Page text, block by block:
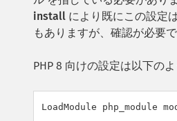
install により既にこの設定
もありますが、確認が必要で
PHP 8 向けの設定は以下の
LoadModule php_module